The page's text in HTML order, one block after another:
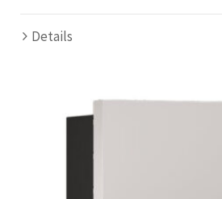
Details